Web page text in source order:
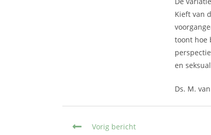
Kieft van
toont hoe
en
Ds. M.
Vorig bericht